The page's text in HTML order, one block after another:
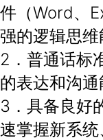
件（Word、
强的逻辑思维
2．普通话标
的表达和沟通
3．具备良好
速掌握新系